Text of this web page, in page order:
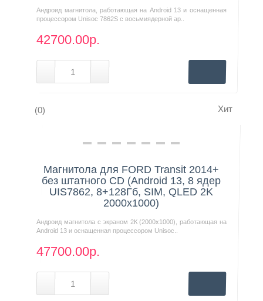
Андроид магнитола, работающая на Android 13 и оснащенная
процессором Unisoc 7862S с восьмиядерной ар..
42700.00р.
(0) Хит
Нашли дешевле?
Магнитола для FORD Transit 2014+
без штатного CD (Android 13, 8 ядер
UIS7862, 8+128Гб, SIM, QLED 2K
2000x1000)
Андроид магнитола с экраном 2К (2000х1000), работающая на
Android 13 и оснащенная процессором Unisoc..
47700.00р.